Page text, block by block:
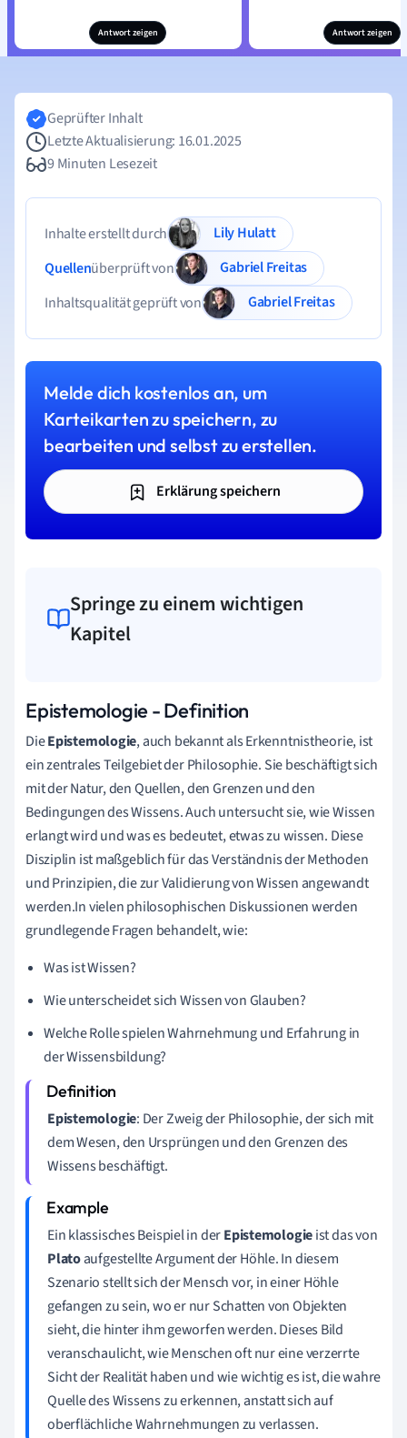
Antwort zeigen Antwort zeigen
Geprüfter Inhalt
Letzte Aktualisierung: 16.01.2025
9 Minuten Lesezeit
Inhalte erstellt durch
Lily Hulatt
Quellenüberprüft von
Gabriel Freitas
Inhaltsqualität geprüft von
Gabriel Freitas
Melde dich kostenlos an, um
Karteikarten zu speichern, zu
bearbeiten und selbst zu erstellen.
Erklärung speichern
Springe zu einem wichtigen
Kapitel
Epistemologie - Definition
DieEpistemologie, auch bekannt als Erkenntnistheorie, ist
ein zentrales Teilgebiet der Philosophie. Sie beschäftigt sich
mit der Natur, den Quellen, den Grenzen und den
Bedingungen des Wissens. Auch untersucht sie, wie Wissen
erlangt wird und was es bedeutet, etwas zu wissen. Diese
Disziplin ist maßgeblich für das Verständnis der Methoden
und Prinzipien, die zur Validierung von Wissen angewandt
werden.In vielen philosophischen Diskussionen werden
grundlegende Fragen behandelt, wie:
Was ist Wissen?
Wie unterscheidet sich Wissen von Glauben?
Welche Rolle spielen Wahrnehmung und Erfahrung in
der Wissensbildung?
Epistemologie: Der Zweig der Philosophie, der sich mit
dem Wesen, den Ursprüngen und den Grenzen des
Wissens beschäftigt.
Ein klassisches Beispiel in derEpistemologieist das von
Platoaufgestellte Argument der Höhle. In diesem
Szenario stellt sich der Mensch vor, in einer Höhle
gefangen zu sein, wo er nur Schatten von Objekten
sieht, die hinter ihm geworfen werden. Dieses Bild
veranschaulicht, wie Menschen oft nur eine verzerrte
Sicht der Realität haben und wie wichtig es ist, die wahre
Quelle des Wissens zu erkennen, anstatt sich auf
oberflächliche Wahrnehmungen zu verlassen.